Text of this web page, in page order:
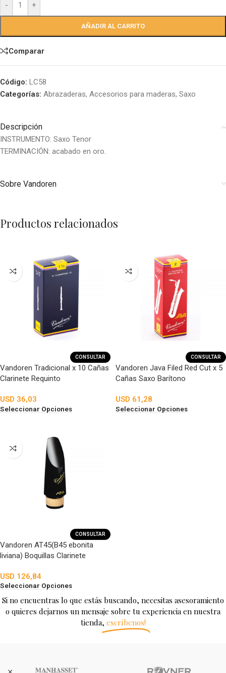
- +
AÑADIR AL CARRITO
Comparar
Código: LC58
Categorías: Abrazaderas, Accesorios para maderas, Saxo
Descripción
INSTRUMENTO: Saxo Tenor
TERMINACIÓN: acabado en oro.
Sobre Vandoren
Productos relacionados
CONSULTAR
Vandoren Tradicional x 10 Cañas
Clarinete Requinto
USD 36,03
Seleccionar Opciones
CONSULTAR
Vandoren Java Filed Red Cut x 5
Cañas Saxo Barítono
USD 61,28
Seleccionar Opciones
CONSULTAR
Vandoren AT45(B45 ebonita
liviana) Boquillas Clarinete
USD 126,84
Seleccionar Opciones
Si no encuentras lo que estás buscando, necesitas asesoramiento
o quieres dejarnos un mensaje sobre tu experiencia en nuestra
tienda, escríbenos!